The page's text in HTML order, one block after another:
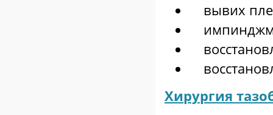
вывих
Хирургия